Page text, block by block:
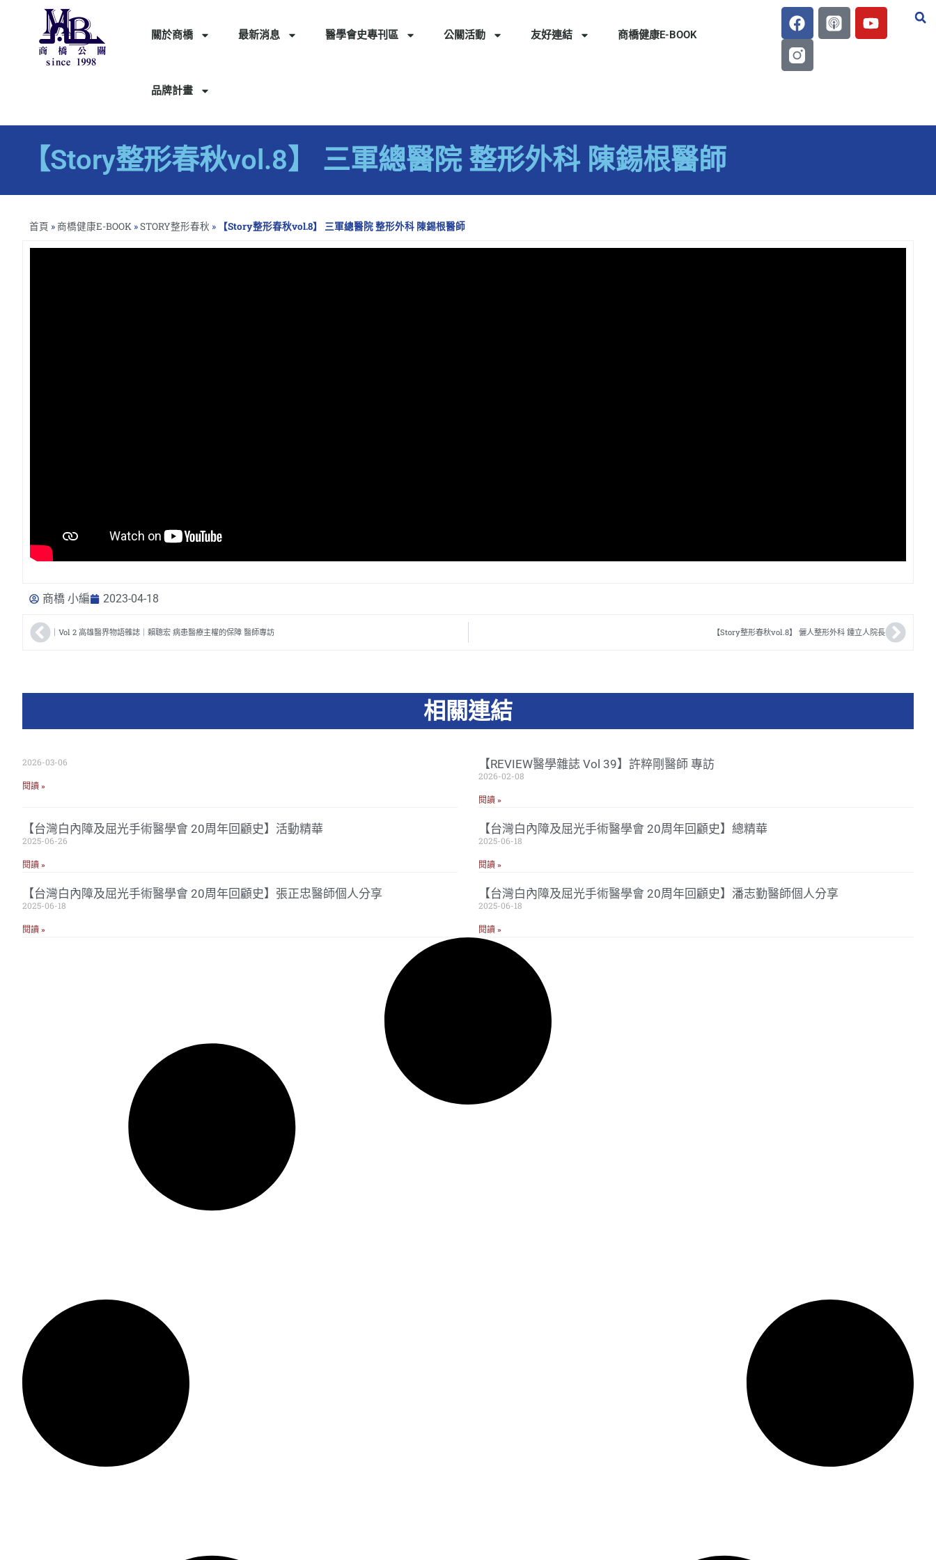
關於商橋 最新消息 醫學會史專刊區 公關活動 友好連結 商橋健康E-BOOK
品牌計畫
【Story整形春秋vol.8】 三軍總醫院 整形外科 陳錫根醫師
首頁 »商橋健康E-BOOK »STORY整形春秋 » 【Story整形春秋vol.8】 三軍總醫院 整形外科 陳錫根醫師
商橋 小編 2023-04-18
｜Vol 2 高雄醫界物語雜誌｜賴聰宏 病患醫療主權的保障 醫師專訪 【Story整形春秋vol.8】 儷人整形外科 鍾立人院長
相關連結
2026-03-06
閱讀 »
【REVIEW醫學雜誌 Vol 39】許粹剛醫師 專訪
2026-02-08
閱讀 »
【台灣白內障及屈光手術醫學會 20周年回顧史】活動精華
2025-06-26
閱讀 »
【台灣白內障及屈光手術醫學會 20周年回顧史】總精華
2025-06-18
閱讀 »
【台灣白內障及屈光手術醫學會 20周年回顧史】張正忠醫師個人分享
2025-06-18
閱讀 »
【台灣白內障及屈光手術醫學會 20周年回顧史】潘志勤醫師個人分享
2025-06-18
閱讀 »